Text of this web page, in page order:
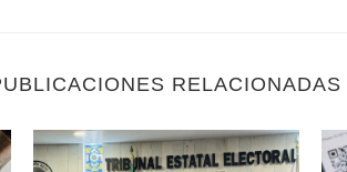
RELACIONADAS